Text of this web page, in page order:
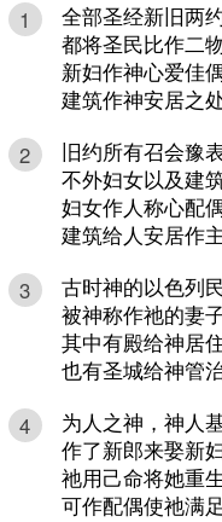
1
全部圣经新旧两
都将圣民比作二
新妇作神心爱佳
建筑作神安居之处
2
旧约所有召会豫
不外妇女以及建
妇女作人称心配
建筑给人安居作主
3
古时神的以色列
被神称作祂的妻
其中有殿给神居
也有圣城给神管治
4
为人之神，神人
作了新郎来娶新
祂用己命将她重
可作配偶使祂满足